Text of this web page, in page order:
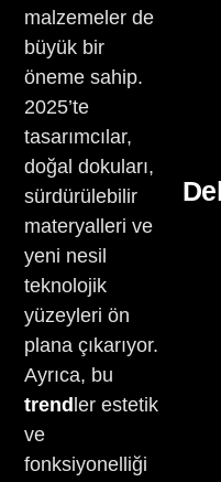
malzemeler de
büyük bir
öneme sahip.
2025’te
tasarımcılar,
doğal dokuları,
sürdürülebilir
materyalleri ve
yeni nesil
teknolojik
yüzeyleri ön
plana çıkarıyor.
Ayrıca, bu
trend ler estetik
ve
fonksiyonelliği